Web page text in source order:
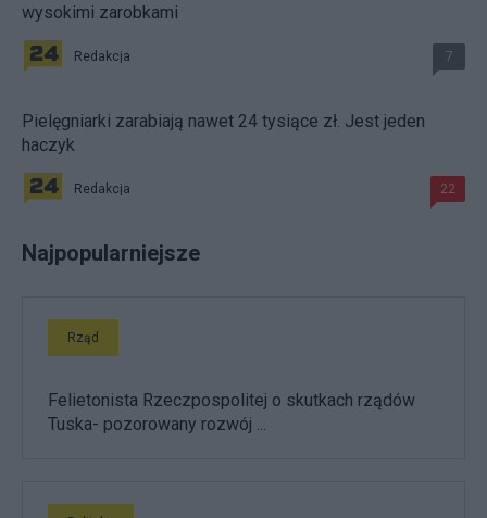
wysokimi zarobkami
Redakcja 7
Pielęgniarki zarabiają nawet 24 tysiące zł. Jest jeden
haczyk
Redakcja 22
Najpopularniejsze
Rząd
Felietonista Rzeczpospolitej o skutkach rządów
Tuska- pozorowany rozwój ...